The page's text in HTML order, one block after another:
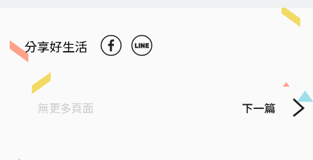
分享好生活
無更多頁面 下一篇